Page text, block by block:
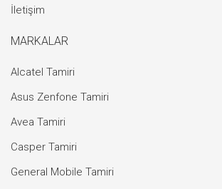
İletişim
MARKALAR
Alcatel Tamiri
Asus Zenfone Tamiri
Avea Tamiri
Casper Tamiri
General Mobile Tamiri